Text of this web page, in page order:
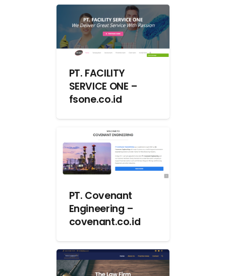
PT. FACILITY
SERVICE ONE –
fsone.co.id
PT. Covenant
Engineering –
covenant.co.id